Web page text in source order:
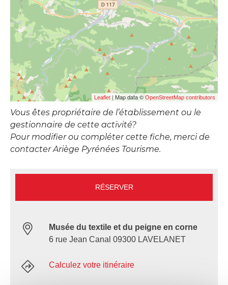
Leaflet | Map data © OpenStreetMap contributors
Vous êtes propriétaire de l’établissement ou le
gestionnaire de cette activité?
Pour modifier ou compléter cette fiche, merci de
contacter Ariège Pyrénées Tourisme.
RÉSERVER
Musée du textile et du peigne en corne
6 rue Jean Canal 09300 LAVELANET
Calculez votre itinéraire